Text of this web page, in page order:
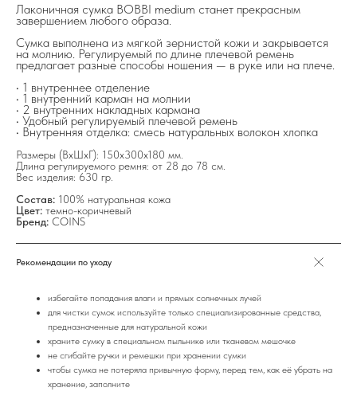
Лаконичная сумка BOBBI medium станет прекрасным
завершением любого образа.
Сумка выполнена из мягкой зернистой кожи и закрывается
на молнию. Регулируемый по длине плечевой ремень
предлагает разные способы ношения — в руке или на плече.
• 1 внутреннее отделение
• 1 внутренний карман на молнии
• 2 внутренних накладных кармана
• Удобный регулируемый плечевой ремень
• Внутренняя отделка: смесь натуральных волокон хлопка
Размеры (ВхШхГ): 150х300х180 мм.
Длина регулируемого ремня: от 28 до 78 см.
Вес изделия: 630 гр.
Состав: 100% натуральная кожа
Цвет: темно-коричневый
Бренд: COINS
Рекомендации по уходу
избегайте попадания влаги и прямых солнечных лучей
для чистки сумок используйте только специализированные средства,
предназначенные для натуральной кожи
храните сумку в специальном пыльнике или тканевом мешочке
не сгибайте ручки и ремешки при хранении сумки
чтобы сумка не потеряла привычную форму, перед тем, как её убрать на
хранение, заполните
Разделы сайта
Покупателям
на главную
+7 919 690-30-30
Сертификаты